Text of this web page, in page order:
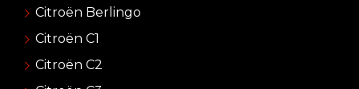
Citroën Berlingo
Citroën C1
Citroën C2